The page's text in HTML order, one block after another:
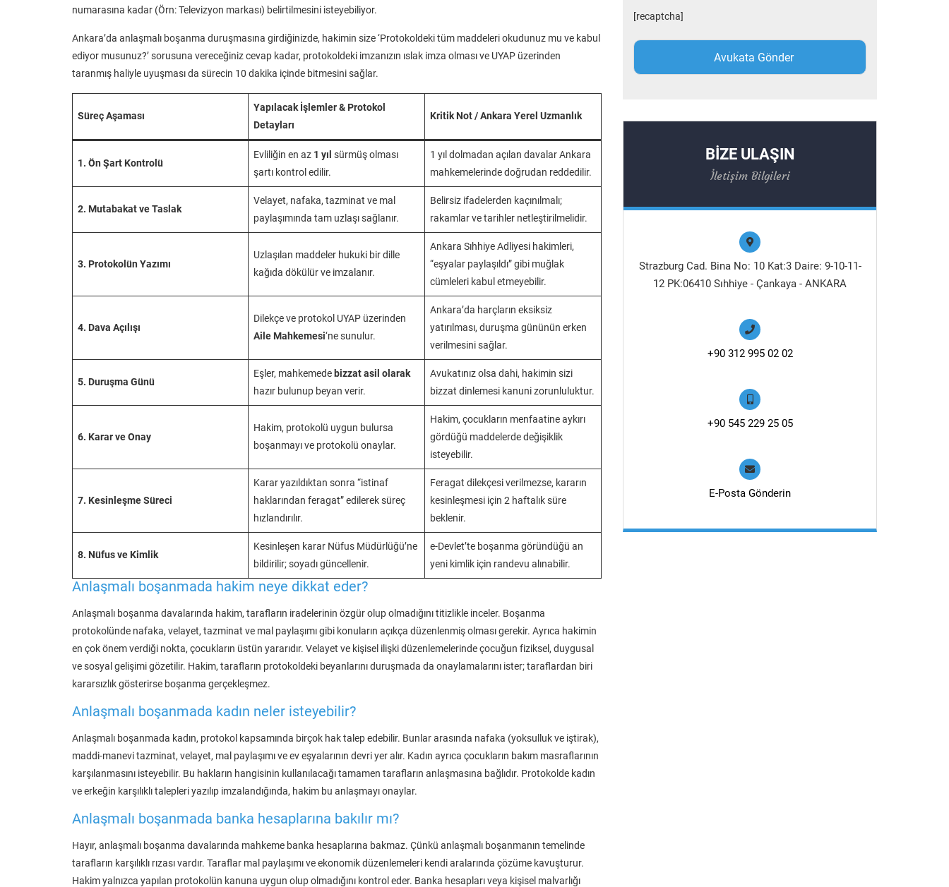
numarasına kadar (Örn: Televizyon markası) belirtilmesini isteyebiliyor.
Ankara’da anlaşmalı boşanma duruşmasına girdiğinizde, hakimin size ‘Protokoldeki tüm maddeleri okudunuz mu ve kabul
ediyor musunuz?’ sorusuna vereceğiniz cevap kadar, protokoldeki imzanızın ıslak imza olması ve UYAP üzerinden
taranmış haliyle uyuşması da sürecin 10 dakika içinde bitmesini sağlar.
Süreç Aşaması
Yapılacak İşlemler & Protokol
Detayları
Kritik Not / Ankara Yerel Uzmanlık
1. Ön Şart Kontrolü
Evliliğin en az 1 yıl sürmüş olması
şartı kontrol edilir.
1 yıl dolmadan açılan davalar Ankara
mahkemelerinde doğrudan reddedilir.
2. Mutabakat ve Taslak
Velayet, nafaka, tazminat ve mal
paylaşımında tam uzlaşı sağlanır.
Belirsiz ifadelerden kaçınılmalı;
rakamlar ve tarihler netleştirilmelidir.
3. Protokolün Yazımı
Uzlaşılan maddeler hukuki bir dille
kağıda dökülür ve imzalanır.
Ankara Sıhhiye Adliyesi hakimleri,
“eşyalar paylaşıldı” gibi muğlak
cümleleri kabul etmeyebilir.
4. Dava Açılışı
Dilekçe ve protokol UYAP üzerinden
Aile Mahkemesi‘ne sunulur.
Ankara’da harçların eksiksiz
yatırılması, duruşma gününün erken
verilmesini sağlar.
5. Duruşma Günü
Eşler, mahkemede bizzat asil olarak
hazır bulunup beyan verir.
Avukatınız olsa dahi, hakimin sizi
bizzat dinlemesi kanuni zorunluluktur.
6. Karar ve Onay
Hakim, protokolü uygun bulursa
boşanmayı ve protokolü onaylar.
Hakim, çocukların menfaatine aykırı
gördüğü maddelerde değişiklik
isteyebilir.
7. Kesinleşme Süreci
Karar yazıldıktan sonra “istinaf
haklarından feragat” edilerek süreç
hızlandırılır.
Feragat dilekçesi verilmezse, kararın
kesinleşmesi için 2 haftalık süre
beklenir.
8. Nüfus ve Kimlik
Kesinleşen karar Nüfus Müdürlüğü’ne
bildirilir; soyadı güncellenir.
e-Devlet’te boşanma göründüğü an
yeni kimlik için randevu alınabilir.
Anlaşmalı boşanmada hakim neye dikkat eder?
Anlaşmalı boşanma davalarında hakim, tarafların iradelerinin özgür olup olmadığını titizlikle inceler. Boşanma
protokolünde nafaka, velayet, tazminat ve mal paylaşımı gibi konuların açıkça düzenlenmiş olması gerekir. Ayrıca hakimin
en çok önem verdiği nokta, çocukların üstün yararıdır. Velayet ve kişisel ilişki düzenlemelerinde çocuğun fiziksel, duygusal
ve sosyal gelişimi gözetilir. Hakim, tarafların protokoldeki beyanlarını duruşmada da onaylamalarını ister; taraflardan biri
kararsızlık gösterirse boşanma gerçekleşmez.
Anlaşmalı boşanmada kadın neler isteyebilir?
Anlaşmalı boşanmada kadın, protokol kapsamında birçok hak talep edebilir. Bunlar arasında nafaka (yoksulluk ve iştirak),
maddi-manevi tazminat, velayet, mal paylaşımı ve ev eşyalarının devri yer alır. Kadın ayrıca çocukların bakım masraflarının
karşılanmasını isteyebilir. Bu hakların hangisinin kullanılacağı tamamen tarafların anlaşmasına bağlıdır. Protokolde kadın
ve erkeğin karşılıklı talepleri yazılıp imzalandığında, hakim bu anlaşmayı onaylar.
Anlaşmalı boşanmada banka hesaplarına bakılır mı?
Hayır, anlaşmalı boşanma davalarında mahkeme banka hesaplarına bakmaz. Çünkü anlaşmalı boşanmanın temelinde
tarafların karşılıklı rızası vardır. Taraflar mal paylaşımı ve ekonomik düzenlemeleri kendi aralarında çözüme kavuşturur.
Hakim yalnızca yapılan protokolün kanuna uygun olup olmadığını kontrol eder. Banka hesapları veya kişisel malvarlığı
[recaptcha]
BİZE ULAŞIN
İletişim Bilgileri
Strazburg Cad. Bina No: 10 Kat:3 Daire: 9-10-11-
12 PK:06410 Sıhhiye - Çankaya - ANKARA
+90 312 995 02 02
+90 545 229 25 05
E-Posta Gönderin